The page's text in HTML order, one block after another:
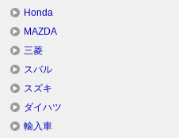
Honda
MAZDA
三菱
スバル
スズキ
ダイハツ
輸入車